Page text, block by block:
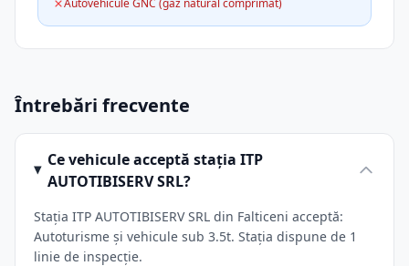
Autovehicule GNC (gaz natural comprimat)
Întrebări frecvente
Ce vehicule acceptă stația ITP
AUTOTIBISERV SRL?
Stația ITP AUTOTIBISERV SRL din Falticeni acceptă:
Autoturisme și vehicule sub 3.5t. Stația dispune de 1
linie de inspecție.